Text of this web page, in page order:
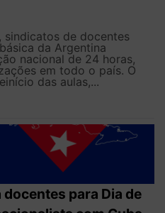
sindicatos de docentes
da Argentina
nacional de 24 horas,
em todo o país. O
das aulas,...
para Dia de